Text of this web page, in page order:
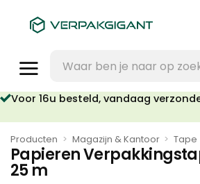
naar:
Voor 16u besteld, vandaag
Producten > Magazijn & Kantoor > Tape
Papieren
25 m